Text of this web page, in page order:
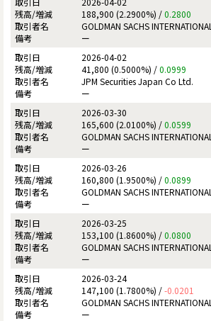
188,900 (2.2900%) /0.2800
GOLDMAN SACHS INTERNATIONAL
ー
2026-04-02
41,800 (0.5000%) /0.0999
JPM Securities Japan Co Ltd.
ー
2026-03-30
165,600 (2.0100%) /0.0599
GOLDMAN SACHS INTERNATIONAL
ー
2026-03-26
160,800 (1.9500%) /0.0899
GOLDMAN SACHS INTERNATIONAL
ー
2026-03-25
153,100 (1.8600%) /0.0800
GOLDMAN SACHS INTERNATIONAL
ー
2026-03-24
147,100 (1.7800%) /-0.0201
GOLDMAN SACHS INTERNATIONAL
ー